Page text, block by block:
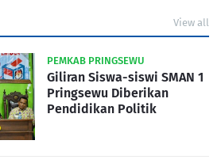
View all
PEMKAB PRINGSEWU
Giliran Siswa-siswi SMAN 1
Pringsewu Diberikan
Pendidikan Politik